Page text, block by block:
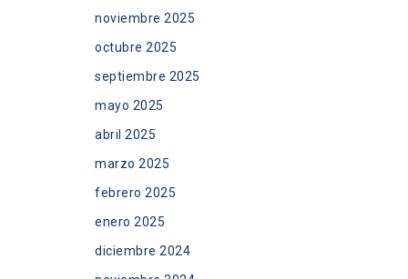
noviembre 2025
octubre 2025
septiembre 2025
mayo 2025
abril 2025
marzo 2025
febrero 2025
enero 2025
diciembre 2024